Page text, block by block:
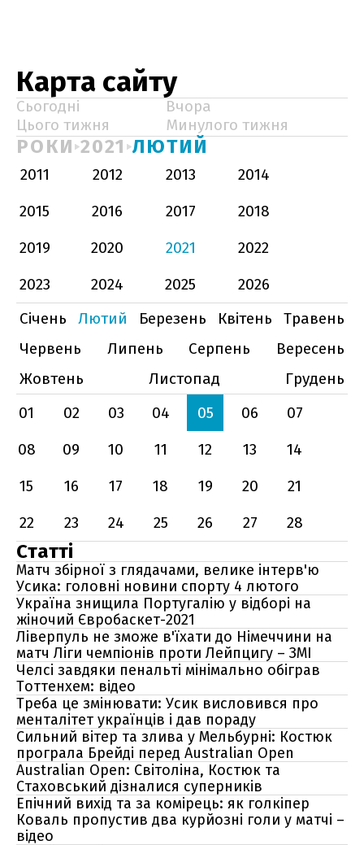
Карта сайту
Сьогодні
Вчора
Цього тижня
Минулого тижня
РОКИ 2021 ЛЮТИЙ
2011 2012 2013
2014
2015
2016 2017
2018
2019
2020 2021
2022
2023
2024 2025
2026
Січень
Лютий Березень Квітень
Травень
Червень
Липень Серпень
Вересень
Жовтень
Листопад
Грудень
01
02 03 04 05 06
07
08
09 10 11 12 13
14
15
16 17 18 19 20
21
22
23 24 25 26 27 28
Статті
Матч збірної з глядачами, велике інтерв'ю
Усика: головні новини спорту 4 лютого
Україна знищила Португалію у відборі на
жіночий Євробаскет-2021
Ліверпуль не зможе в'їхати до Німеччини на
матч Ліги чемпіонів проти Лейпцигу – ЗМІ
Челсі завдяки пенальті мінімально обіграв
Тоттенхем: відео
Треба це змінювати: Усик висловився про
менталітет українців і дав пораду
Сильний вітер та злива у Мельбурні: Костюк
програла Брейді перед Australian Open
Australian Open: Світоліна, Костюк та
Стаховський дізналися суперників
Епічний вихід та за комірець: як голкіпер
Коваль пропустив два курйозні голи у матчі –
відео